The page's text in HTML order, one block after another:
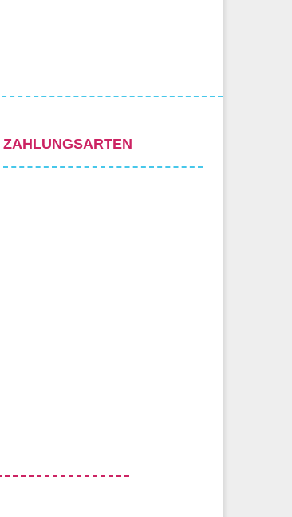
ZAHLUNGSARTEN